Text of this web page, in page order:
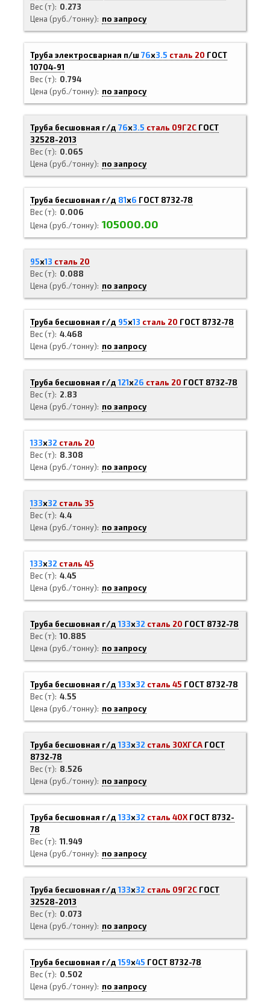
Вес (т)
0.273
Цена (руб./тонну)
по запросу
Труба электросварная п/ш 76х3.5 сталь 20 ГОСТ
10704-91
Вес (т)
0.794
Цена (руб./тонну)
по запросу
Труба бесшовная г/д 76х3.5 сталь 09Г2С ГОСТ
32528-2013
Вес (т)
0.065
Цена (руб./тонну)
по запросу
Труба бесшовная г/д 81х6 ГОСТ 8732-78
Вес (т)
0.006
Цена (руб./тонну) 105000.00
95х13 сталь 20
Вес (т)
0.088
Цена (руб./тонну)
по запросу
Труба бесшовная г/д 95х13 сталь 20 ГОСТ 8732-78
Вес (т) 4.468
Цена (руб./тонну)
по запросу
Труба бесшовная г/д121х26 сталь 20 ГОСТ 8732-78
Вес (т)
2.83
Цена (руб./тонну)
по запросу
133х32 сталь 20
Вес (т)
8.308
Цена (руб./тонну)
по запросу
133х32 сталь 35
Вес (т) 4.4
Цена (руб./тонну)
по запросу
133х32 сталь 45
Вес (т) 4.45
Цена (руб./тонну)
по запросу
Труба бесшовная г/д133х32 сталь 20 ГОСТ 8732-78
Вес (т) 10.885
Цена (руб./тонну)
по запросу
Труба бесшовная г/д133х32 сталь 45 ГОСТ 8732-78
Вес (т) 4.55
Цена (руб./тонну)
по запросу
Труба бесшовная г/д133х32 сталь 30ХГСА ГОСТ
8732-78
Вес (т)
8.526
Цена (руб./тонну)
по запросу
Труба бесшовная г/д133х32 сталь 40Х ГОСТ 8732-
78
Вес (т) 11.949
Цена (руб./тонну)
по запросу
Труба бесшовная г/д133х32 сталь 09Г2С ГОСТ
32528-2013
Вес (т)
0.073
Цена (руб./тонну)
по запросу
Труба бесшовная г/д159х45 ГОСТ 8732-78
Вес (т)
0.502
Цена (руб./тонну)
по запросу